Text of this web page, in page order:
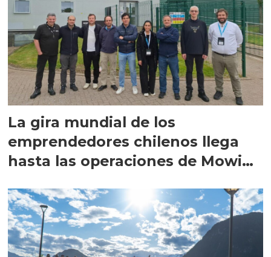
La gira mundial de los
emprendedores chilenos llega
hasta las operaciones de Mowi